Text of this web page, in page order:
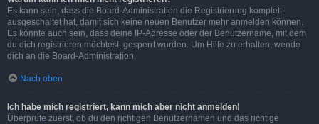
Es kann sein, dass die Board-Administration die Registrierung komplett
ausgeschaltet hat, damit sich keine neuen Benutzer mehr anmelden können.
Es könnte auch sein, dass deine IP-Adresse oder der Benutzername, mit dem
du dich registrieren möchtest, gesperrt wurden. Um Hilfe zu erhalten, wende
dich an die Board-Administration.
Nach oben
Ich habe mich registriert, kann mich aber nicht anmelden!
Überprüfe zuerst, ob du den richtigen Benutzernamen und das richtige